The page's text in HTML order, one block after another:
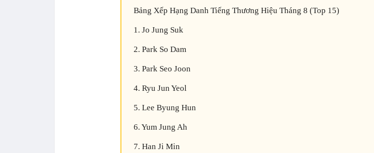
Bảng Xếp Hạng Danh Tiếng Thương Hiệu Tháng 8 (Top 15)
1. Jo Jung Suk
2. Park So Dam
3. Park Seo Joon
4. Ryu Jun Yeol
5. Lee Byung Hun
6. Yum Jung Ah
7. Han Ji Min